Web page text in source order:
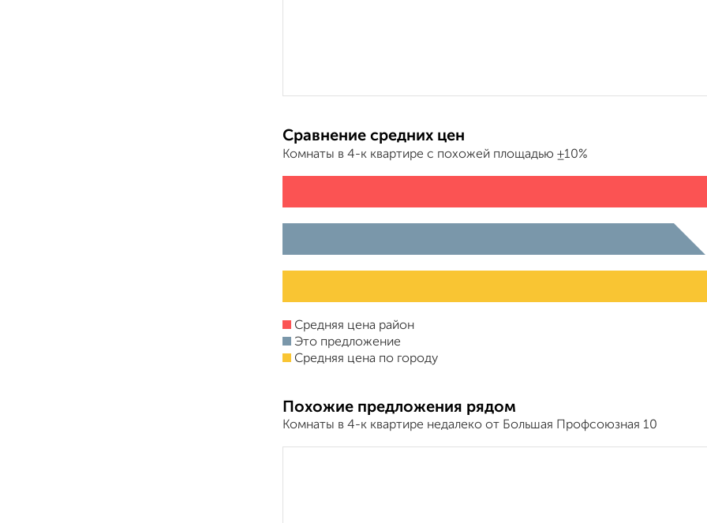
Сравнение средних цен
Комнаты в 4-к квартире с похожей площадью ±10%
Средняя цена район
Это предложение
Средняя цена по городу
Похожие предложения рядом
Комнаты в 4-к квартире недалеко от Большая Профсоюзная 10